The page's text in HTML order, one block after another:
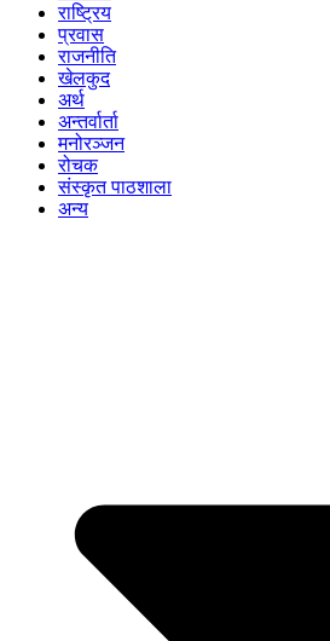
राष्ट्रिय
प्रवास
राजनीति
खेलकुद
अर्थ
अन्तर्वार्ता
मनोरञ्जन
रोचक
संस्कृत पाठशाला
अन्य